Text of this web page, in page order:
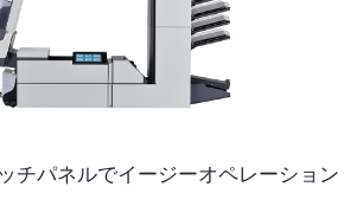
チパネルでイージーオペレーション